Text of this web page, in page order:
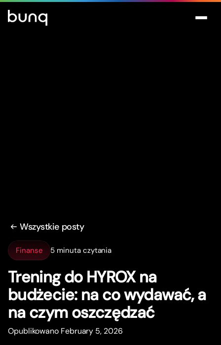
Wszystkie posty
Finanse 5 minuta czytania
Trening do HYROX na
budżecie: na co wydawać, a
na czym oszczędzać
Opublikowano February 5, 2026